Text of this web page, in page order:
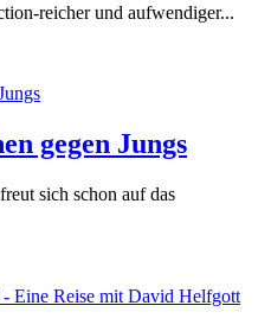
reicher und aufwendiger...
gegen Jungs
sich schon auf das